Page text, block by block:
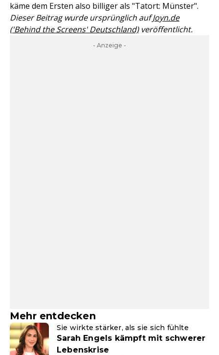
käme dem Ersten also billiger als "Tatort: Münster".
Dieser Beitrag wurde ursprünglich aufJoyn.de
('Behind the Screens' Deutschland)veröffentlicht.
- Anzeige -
Mehr entdecken
Sie wirkte stärker, als sie sich fühlte
Sarah Engels kämpft mit schwerer
Lebenskrise